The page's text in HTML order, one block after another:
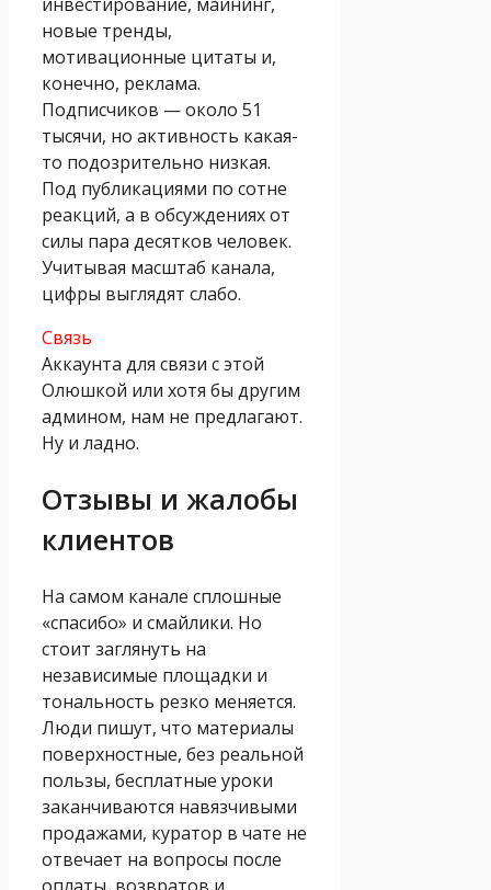
новые тренды,
мотивационные цитаты и,
конечно, реклама.
Подписчиков — около 51
тысячи, но активность какая-
то подозрительно низкая.
Под публикациями по сотне
реакций, а в обсуждениях от
силы пара десятков человек.
Учитывая масштаб канала,
цифры выглядят слабо.
Связь
Аккаунта для связи с этой
Олюшкой или хотя бы другим
админом, нам не предлагают.
Ну и ладно.
Отзывы и жалобы
клиентов
На самом канале сплошные
«спасибо» и смайлики. Но
стоит заглянуть на
независимые площадки и
тональность резко меняется.
Люди пишут, что материалы
поверхностные, без реальной
пользы, бесплатные уроки
заканчиваются навязчивыми
продажами, куратор в чате не
отвечает на вопросы после